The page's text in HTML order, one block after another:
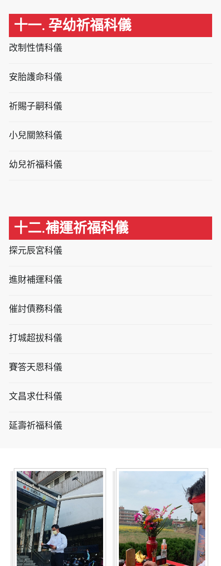
十一. 孕幼祈福科儀
改制性情科儀
安胎護命科儀
祈賜子嗣科儀
小兒關煞科儀
幼兒祈福科儀
十二.補運祈福科儀
探元辰宮科儀
進財補運科儀
催討債務科儀
打城超拔科儀
賽答天恩科儀
文昌求仕科儀
延壽祈福科儀